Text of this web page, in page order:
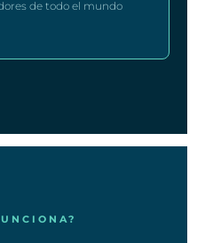
de todo el mundo